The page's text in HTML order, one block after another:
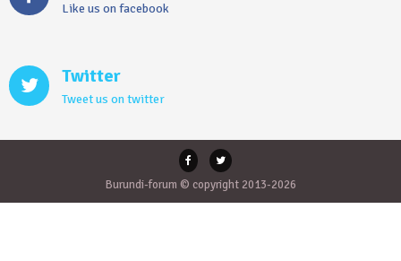
Like us on facebook
Twitter
Tweet us on twitter
Burundi-forum © copyright 2013-2026